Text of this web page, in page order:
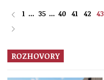
1 ... 35 ... 40 41 42 43
ROZHOVORY